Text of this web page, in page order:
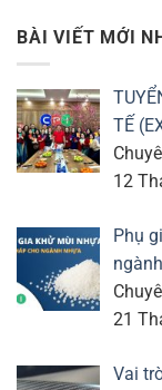
BÀI VIẾT MỚI
TẾ
12
Phụ
21
Vai